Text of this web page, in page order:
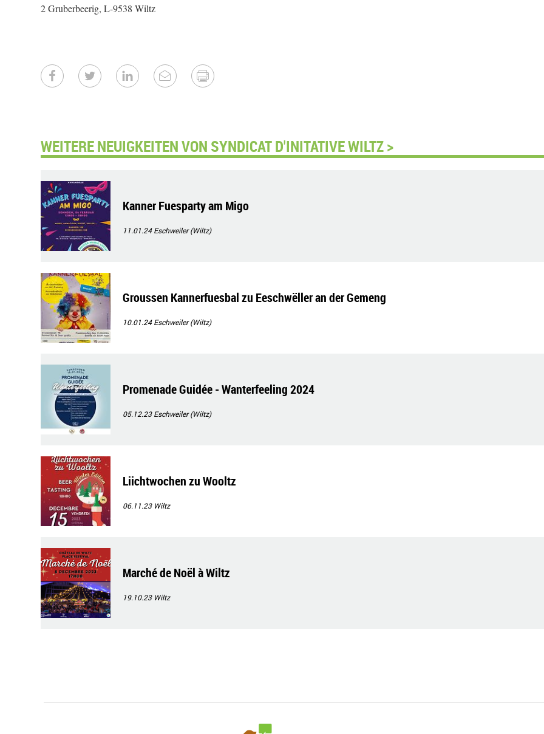
2 Gruberbeerig, L-9538 Wiltz
WEITERE NEUIGKEITEN VON SYNDICAT D'INITATIVE WILTZ >
Kanner Fuesparty am Migo
11.01.24Eschweiler (Wiltz)
Groussen Kannerfuesbal zu Eeschwëller an der Gemeng
10.01.24Eschweiler (Wiltz)
Promenade Guidée - Wanterfeeling 2024
05.12.23Eschweiler (Wiltz)
Liichtwochen zu Wooltz
06.11.23 Wiltz
Marché de Noël à Wiltz
19.10.23 Wiltz